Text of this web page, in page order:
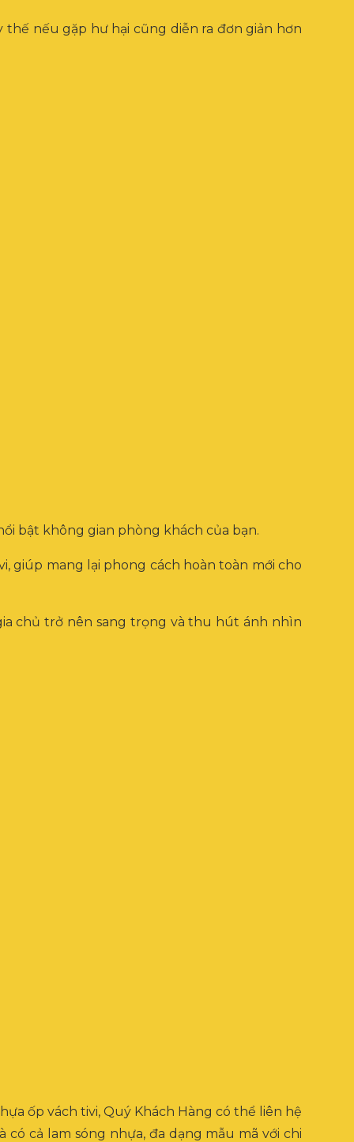
thế nếu gặp hư hại cũng diễn ra đơn giản hơn
bật không gian phòng khách của bạn.
giúp mang lại phong cách hoàn toàn mới cho
chủ trở nên sang trọng và thu hút ánh nhìn
ốp vách tivi, Quý Khách Hàng có thể liên hệ
có cả lam sóng nhựa, đa dạng mẫu mã với chi